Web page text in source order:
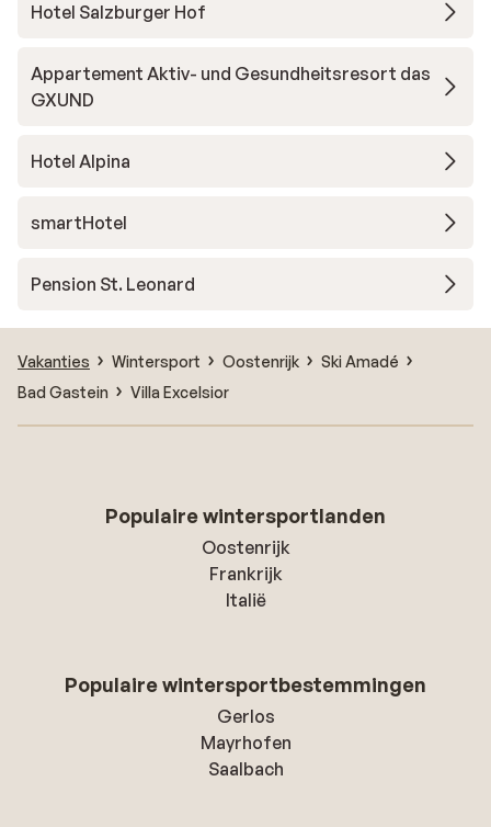
Hotel Salzburger Hof
Appartement Aktiv- und Gesundheitsresort das
GXUND
Hotel Alpina
smartHotel
Pension St. Leonard
Vakanties Wintersport Oostenrijk
Ski Amadé
Bad Gastein
Villa Excelsior
Populaire wintersportlanden
Oostenrijk
Frankrijk
Italië
Populaire wintersportbestemmingen
Gerlos
Mayrhofen
Saalbach